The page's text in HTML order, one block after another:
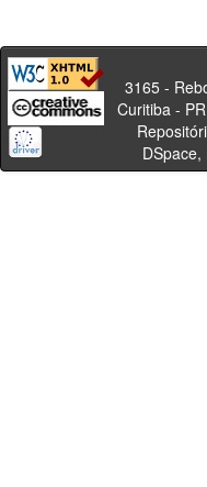
Av.
3165 -